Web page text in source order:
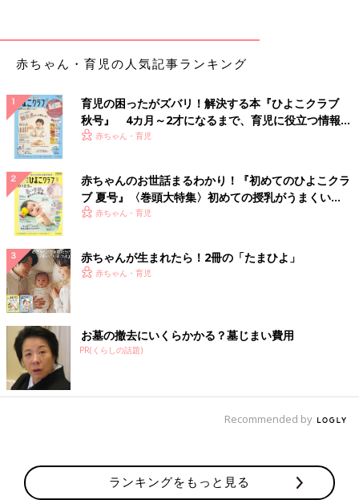
赤ちゃん・育児の人気記事ランキング
育児の困ったがズバリ！解決する本『ひよこクラブ
秋号』 4カ月～2才になるまで、育児に役立つ情報が
いっぱい！
赤ちゃん・育児
赤ちゃんのお世話まるわかり！『初めてのひよこクラ
ブ 夏号』〈巻頭大特集〉初めての授乳がうまくい
く！ おっぱい・ミルクの基本と夏のトラブル 解決テ
赤ちゃん・育児
赤ちゃんが生まれたら！2冊の「たまひよ」
赤ちゃん・育児
お墓の撤去にいくらかかる？墓じまい費用
PR(くらしの話題)
Recommended by
ランキングをもっと見る